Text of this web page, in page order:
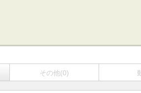
その他(0)